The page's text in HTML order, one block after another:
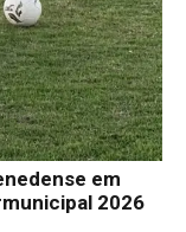
em
2026